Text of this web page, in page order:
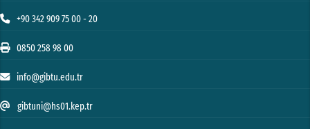
+90 342 909 75 00 - 20
0850 258 98 00
info@gibtu.edu.tr
gibtuni@hs01.kep.tr